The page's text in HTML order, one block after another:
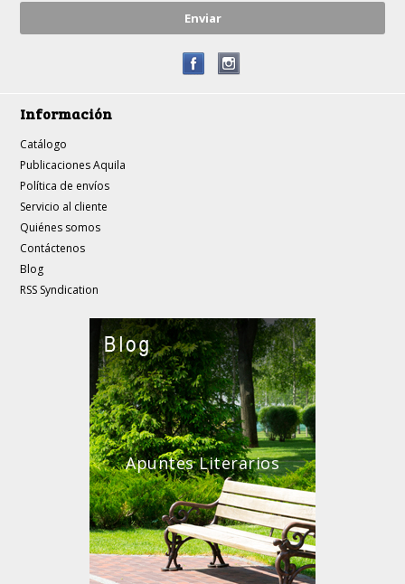
Información
Catálogo
Publicaciones Aquila
Política de envíos
Servicio al cliente
Quiénes somos
Contáctenos
Blog
RSS Syndication
Apuntes Literarios